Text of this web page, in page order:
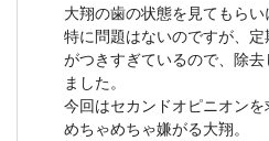
大翔の歯の状態を見てもらい
特に問題はないのですが、
がつきすぎているので、除
ました。
今回はセカンドオピニオンを
めちゃめちゃ嫌がる大翔。